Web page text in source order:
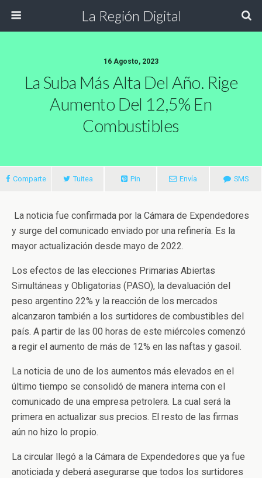
La Región Digital
16 Agosto, 2023
La Suba Más Alta Del Año. Rige
Aumento Del 12,5% En
Combustibles
Comparte Tuitea Pin Envía SMS
La noticia fue confirmada por la Cámara de Expendedores
y surge del comunicado enviado por una refinería. Es la
mayor actualización desde mayo de 2022.
Los efectos de las elecciones Primarias Abiertas
Simultáneas y Obligatorias (PASO), la devaluación del
peso argentino 22% y la reacción de los mercados
alcanzaron también a los surtidores de combustibles del
país. A partir de las 00 horas de este miércoles comenzó
a regir el aumento de más de 12% en las naftas y gasoil.
La noticia de uno de los aumentos más elevados en el
último tiempo se consolidó de manera interna con el
comunicado de una empresa petrolera. La cual será la
primera en actualizar sus precios. El resto de las firmas
aún no hizo lo propio.
La circular llegó a la Cámara de Expendedores que ya fue
anoticiada y deberá asegurarse que todos los surtidores